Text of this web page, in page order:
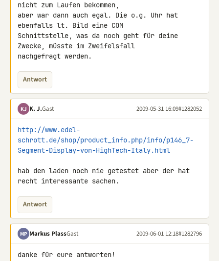
nicht zum Laufen bekommen,
aber war dann auch egal. Die o.g. Uhr hat
ebenfalls lt. Bild eine COM
Schnittstelle, was da noch geht für deine
Zwecke, müsste im Zweifelsfall
nachgefragt werden.
Antwort
KJ K. J.Gast 2009-05-31 16:09#1282052
http://www.edel-
schrott.de/shop/product_info.php/info/p146_7-
Segment-Display-von-HighTech-Italy.html
hab den laden noch nie getestet aber der hat
recht interessante sachen.
Antwort
MP Markus PlassGast 2009-06-01 12:18#1282796
danke für eure antworten!